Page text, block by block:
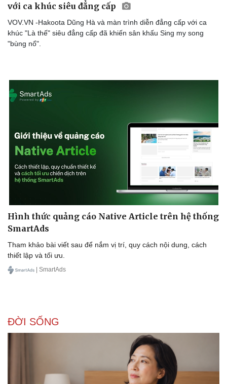
Doanh nghiệp
Thông tin doanh nghiệp
Doanh nghiệp 24h
Sành điệu
Tin Công nghệ
Trải nghiệm
Chuyển đổi số
với ca khúc siêu đẳng cấp
VOV.VN -Hakoota Dũng Hà và màn trình diễn đẳng cấp với ca
khúc "Là thế" siêu đẳng cấp đã khiến sân khấu Sing my song
"bùng nổ".
Hình thức quảng cáo Native Article trên hệ thống
SmartAds
Tham khảo bài viết sau để nắm vị trí, quy cách nội dung, cách
thiết lập và tối ưu.
| SmartAds
ĐỜI SỐNG